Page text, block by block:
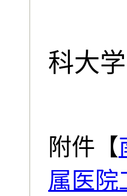
科大学
附件【
属医院